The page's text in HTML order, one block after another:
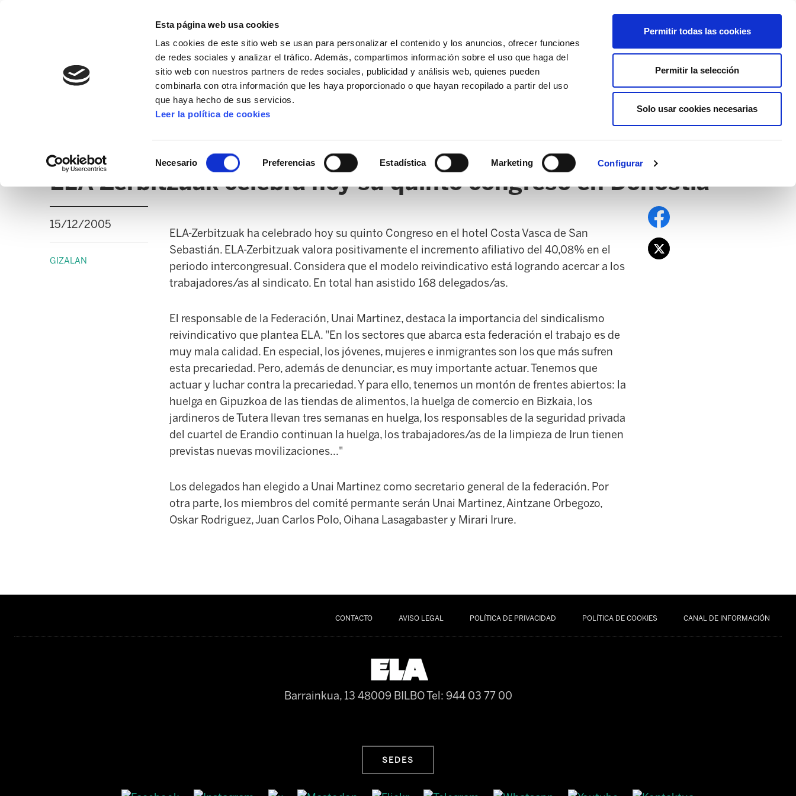
Esta página web usa cookies
Las cookies de este sitio web se usan para personalizar el contenido y los anuncios, ofrecer funciones
de redes sociales y analizar el tráfico. Además, compartimos información sobre el uso que haga del
sitio web con nuestros partners de redes sociales, publicidad y análisis web, quienes pueden
combinarla con otra información que les haya proporcionado o que hayan recopilado a partir del uso
que haya hecho de sus servicios.
Leer la política de cookies
Necesario Preferencias Estadística Marketing Configurar
Permitir todas las cookies
Permitir la selección
Solo usar cookies necesarias
AFÍLIATE
ELA-Zerbitzuak celebra hoy su quinto congreso en Donostia
15/12/2005
GIZALAN
ELA-Zerbitzuak ha celebrado hoy su quinto Congreso en el hotel Costa Vasca de San
Sebastián. ELA-Zerbitzuak valora positivamente el incremento afiliativo del 40,08% en el
periodo intercongresual. Considera que el modelo reivindicativo está logrando acercar a los
trabajadores/as al sindicato. En total han asistido 168 delegados/as.
El responsable de la Federación, Unai Martinez, destaca la importancia del sindicalismo
reivindicativo que plantea ELA. "En los sectores que abarca esta federación el trabajo es de
muy mala calidad. En especial, los jóvenes, mujeres e inmigrantes son los que más sufren
esta precariedad. Pero, además de denunciar, es muy importante actuar. Tenemos que
actuar y luchar contra la precariedad. Y para ello, tenemos un montón de frentes abiertos: la
huelga en Gipuzkoa de las tiendas de alimentos, la huelga de comercio en Bizkaia, los
jardineros de Tutera llevan tres semanas en huelga, los responsables de la seguridad privada
del cuartel de Erandio continuan la huelga, los trabajadores/as de la limpieza de Irun tienen
previstas nuevas movilizaciones..."
Los delegados han elegido a Unai Martinez como secretario general de la federación. Por
otra parte, los miembros del comité permante serán Unai Martinez, Aintzane Orbegozo,
Oskar Rodriguez, Juan Carlos Polo, Oihana Lasagabaster y Mirari Irure.
CONTACTO AVISO LEGAL POLÍTICA DE PRIVACIDAD POLÍTICA DE COOKIES CANAL DE INFORMACIÓN
Barrainkua, 13 48009 BILBOTel: 944 03 77 00
SEDES